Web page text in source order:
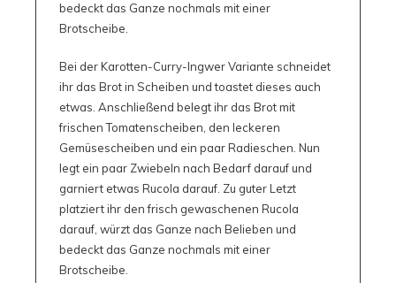
bedeckt das Ganze nochmals mit einer
Brotscheibe.
Bei der Karotten-Curry-Ingwer Variante schneidet
ihr das Brot in Scheiben und toastet dieses auch
etwas. Anschließend belegt ihr das Brot mit
frischen Tomatenscheiben, den leckeren
Gemüsescheiben und ein paar Radieschen. Nun
legt ein paar Zwiebeln nach Bedarf darauf und
garniert etwas Rucola darauf. Zu guter Letzt
platziert ihr den frisch gewaschenen Rucola
darauf, würzt das Ganze nach Belieben und
bedeckt das Ganze nochmals mit einer
Brotscheibe.